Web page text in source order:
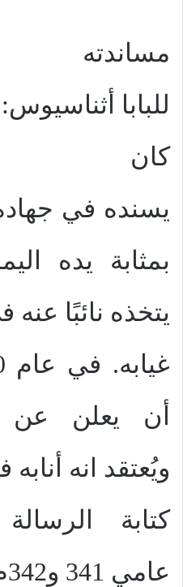
مساندته
للبابا أثناسيوس:
كان
يسنده في
بمثابة يده
يتخذه نائبًا عنه
أن يعلن عن
ويُعتقد انه أنابه
كتابة
عامي 341 و342م.